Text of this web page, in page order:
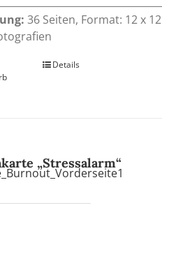
36 Seiten, Format: 12 x 12
Details
„Stressalarm“